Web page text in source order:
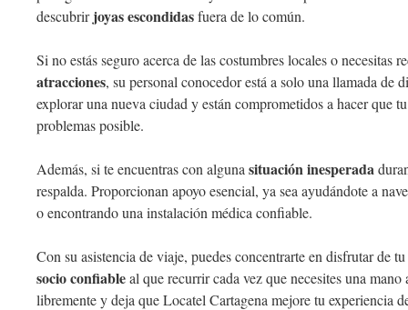
descubrirjoyas escondidasfuera de lo común.
Si no estás seguro acerca de las costumbres locales o necesitas
atracciones, su personal conocedor está a solo una llamada de
explorar una nueva ciudad y están comprometidos a hacer que
problemas posible.
Además, si te encuentras con alguna situación inesperada
respalda. Proporcionan apoyo esencial, ya sea ayudándote a
o encontrando una instalación médica confiable.
Con su asistencia de viaje, puedes concentrarte en disfrutar de
socio confiableal que recurrir cada vez que necesites una
libremente y deja que Locatel Cartagena mejore tu experiencia